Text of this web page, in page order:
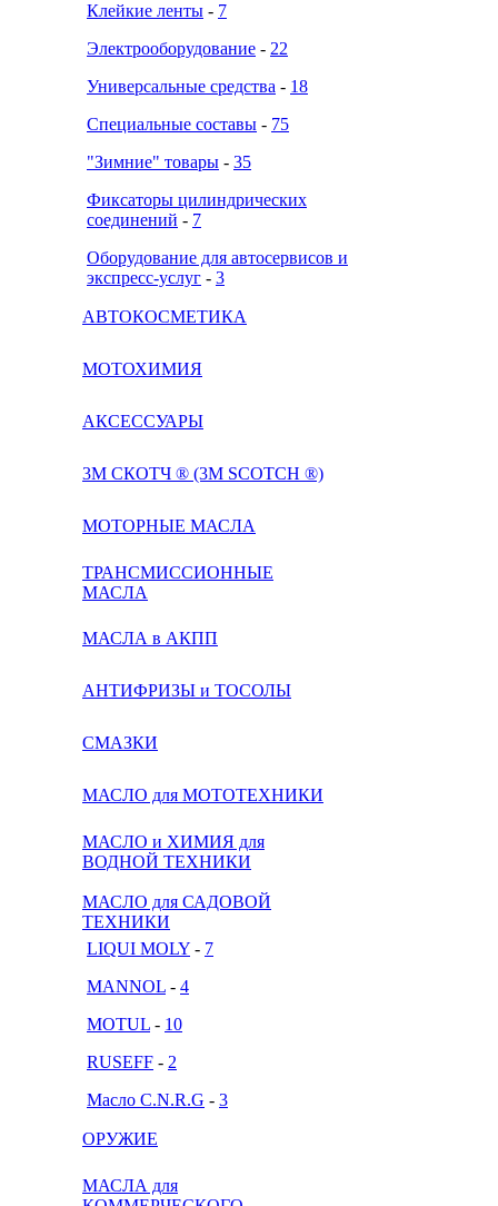
Клейкие ленты - 7
Электрооборудование - 22
Универсальные средства - 18
Специальные составы - 75
"Зимние" товары - 35
Фиксаторы цилиндрических
соединений - 7
Оборудование для автосервисов и
экспресс-услуг - 3
АВТОКОСМЕТИКА
МОТОХИМИЯ
АКСЕССУАРЫ
3М СКОТЧ ® (3M SCOTCH ®)
МОТОРНЫЕ МАСЛА
ТРАНСМИССИОННЫЕ
МАСЛА
МАСЛА в АКПП
АНТИФРИЗЫ и ТОСОЛЫ
СМАЗКИ
МАСЛО для МОТОТЕХНИКИ
МАСЛО и ХИМИЯ для
ВОДНОЙ ТЕХНИКИ
МАСЛО для САДОВОЙ
ТЕХНИКИ
LIQUI MOLY - 7
MANNOL - 4
MOTUL - 10
RUSEFF - 2
Масло C.N.R.G - 3
ОРУЖИЕ
МАСЛА для